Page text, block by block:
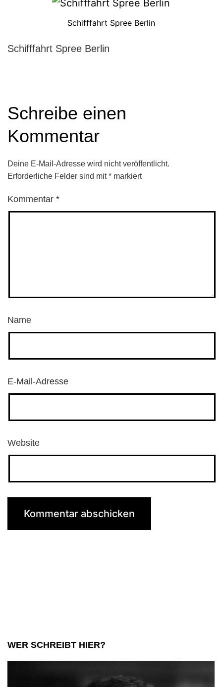
Schifffahrt Spree Berlin
Schifffahrt Spree Berlin
Schreibe einen
Kommentar
Deine E-Mail-Adresse wird nicht veröffentlicht.
Erforderliche Felder sind mit* markiert
Kommentar *
Name
E-Mail-Adresse
Website
WER SCHREIBT HIER?